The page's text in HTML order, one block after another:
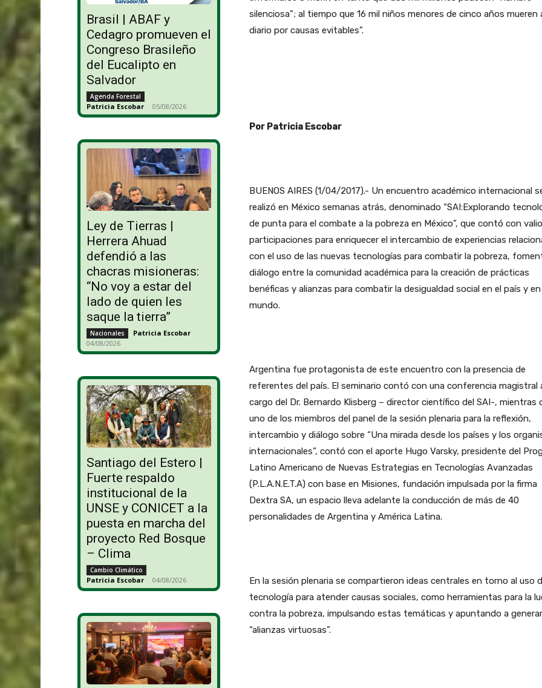
Brasil | ABAF y
Cedagro promueven el
Congreso Brasileño
del Eucalipto en
Salvador
Agenda Forestal
Patricia Escobar - 05/08/2026
Ley de Tierras |
Herrera Ahuad
defendió a las
chacras misioneras:
“No voy a estar del
lado de quien les
saque la tierra”
Nacionales Patricia Escobar -
04/08/2026
Santiago del Estero |
Fuerte respaldo
institucional de la
UNSE y CONICET a la
puesta en marcha del
proyecto Red Bosque
– Clima
Cambio Climático
Patricia Escobar - 04/08/2026
silenciosa”; al tiempo que 16 mil niños menores de cinco años mueren
diario por causas evitables”.
Por Patricia Escobar
BUENOS AIRES (1/04/2017).- Un encuentro académico internacional
realizó en México semanas atrás, denominado “SAI:Explorando
de punta para el combate a la pobreza en México”, que contó con
participaciones para enriquecer el intercambio de experiencias
con el uso de las nuevas tecnologías para combatir la pobreza,
diálogo entre la comunidad académica para la creación de prácticas
benéficas y alianzas para combatir la desigualdad social en el país y en
mundo.
Argentina fue protagonista de este encuentro con la presencia de
referentes del país. El seminario contó con una conferencia magistral
cargo del Dr. Bernardo Klisberg – director científico del SAI-, mientras
uno de los miembros del panel de la sesión plenaria para la reflexión,
intercambio y diálogo sobre “Una mirada desde los países y los
internacionales”, contó con el aporte Hugo Varsky, presidente del
Latino Americano de Nuevas Estrategias en Tecnologías Avanzadas
(P.L.A.N.E.T.A) con base en Misiones, fundación impulsada por la firma
Dextra SA, un espacio lleva adelante la conducción de más de 40
personalidades de Argentina y América Latina.
En la sesión plenaria se compartieron ideas centrales en torno al uso
tecnología para atender causas sociales, como herramientas para la
contra la pobreza, impulsando estas temáticas y apuntando a generar
“alianzas virtuosas”.